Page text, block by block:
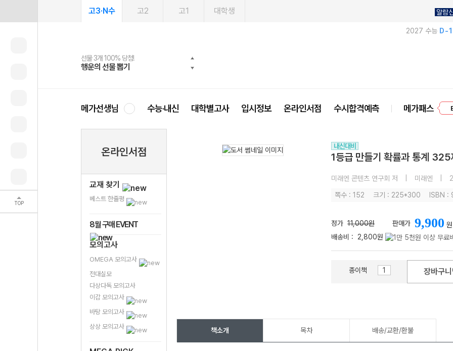
TOP
고3·N수 고2 고1 대학생 알람
2027 수능 D-
선물 3개 100% 당첨!
행운의 선물 뽑기
선물 100% 증정!
메가스터디 X 올리브
여름방학 스터디 캐시백
메가런 썸머스쿨
2027 러셀 단과
강사 공개선발
스마트러닝앱
설문 EVENT
메가패스
3일 무료 체험권
메가패스 수강생 무료혜택!
메가클럽 멤버십
사회공헌 캠페인
희망이룸 메가나눔
메가선생님 수능·내신 대학별고사 입시정보 온라인서점 수시합격예측 메가패스
온라인서점
교재 찾기
베스트 한줄평
8월 구매 EVENT
모의고사
OMEGA 모의고사
전대실모
다상다독 모의고사
이감 모의고사
바탕 모의고사
상상 모의고사
내신대비
1등급 만들기 확률과 통계
미래엔 콘텐츠 연구회 저 미래엔
쪽수 : 152 크기 : 225*300 ISBN
정가 11,000원 판매가 9,900 원
배송비 : 2,800원
종이책 장바구니
책소개 목차 배송/교환/환불